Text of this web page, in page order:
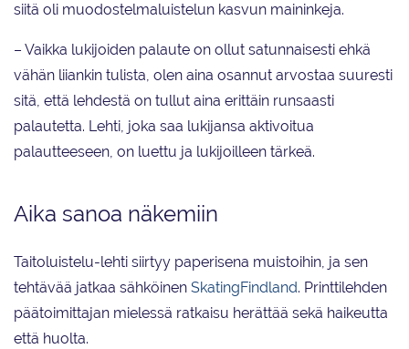
siitä oli muodostelmaluistelun kasvun maininkeja.
– Vaikka lukijoiden palaute on ollut satunnaisesti ehkä
vähän liiankin tulista, olen aina osannut arvostaa suuresti
sitä, että lehdestä on tullut aina erittäin runsaasti
palautetta. Lehti, joka saa lukijansa aktivoitua
palautteeseen, on luettu ja lukijoilleen tärkeä.
Aika sanoa näkemiin
Taitoluistelu-lehti siirtyy paperisena muistoihin, ja sen
tehtävää jatkaa sähköinen SkatingFindland. Printtilehden
päätoimittajan mielessä ratkaisu herättää sekä haikeutta
että huolta.